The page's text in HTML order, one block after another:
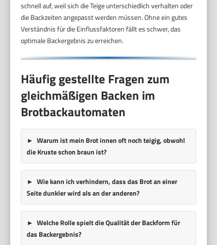
schnell auf, weil sich die Teige unterschiedlich verhalten oder
die Backzeiten angepasst werden müssen. Ohne ein gutes
Verständnis für die Einflussfaktoren fällt es schwer, das
optimale Backergebnis zu erreichen.
Häufig gestellte Fragen zum
gleichmäßigen Backen im
Brotbackautomaten
Warum ist mein Brot innen oft noch teigig, obwohl
die Kruste schon braun ist?
Wie kann ich verhindern, dass das Brot an einer
Seite dunkler wird als an der anderen?
Welche Rolle spielt die Qualität der Backform für
das Backergebnis?